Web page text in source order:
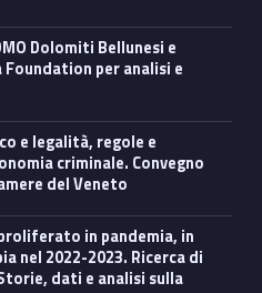
per analisi e
criminale. Convegno
del Veneto
nel 2022-2023. Ricerca di
dati e analisi sulla